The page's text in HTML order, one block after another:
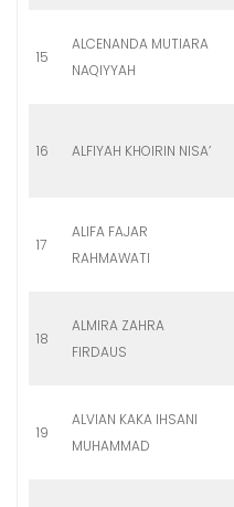
15
ALCENANDA MUTIARA
NAQIYYAH
16 ALFIYAH KHOIRIN NISA’
17
ALIFA FAJAR
RAHMAWATI
18
ALMIRA ZAHRA
FIRDAUS
19
ALVIAN KAKA IHSANI
MUHAMMAD